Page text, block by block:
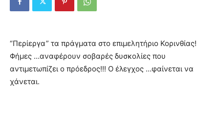
“Περίεργα” τα πράγματα στο επιμελητήριο Κορινθίας!
Φήμες …αναφέρουν σοβαρές δυσκολίες που
αντιμετωπίζει ο πρόεδρος!!! Ο έλεγχος …φαίνεται να
χάνεται.